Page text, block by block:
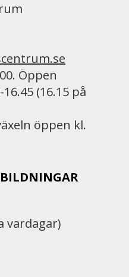
Öppen
(16.15 på
öppen kl.
vardagar)